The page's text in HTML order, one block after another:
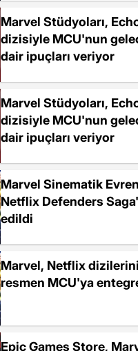
Marvel Stüdyoları,
dizisiyle MCU'nun
dair ipuçları veriyor
Marvel Stüdyoları,
dizisiyle MCU'nun
dair ipuçları veriyor
Marvel Sinematik
Netflix Defenders
edildi
Marvel, Netflix dizilerini
resmen MCU'ya
Epic Games Store,